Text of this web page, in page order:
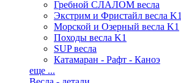
Гребной СЛАЛОМ весла
Экстрим и Фристайл весла K1
Морской и Озерный весла K1
Походы весла K1
SUP весла
Катамаран - Рафт - Каноэ
еще ...